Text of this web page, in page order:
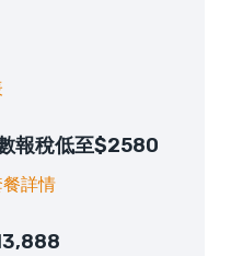
報稅低至$2580
餐詳情